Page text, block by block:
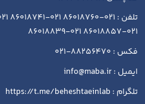
021-86018857 021-86018839
فکس : 88256470-021
ایمیل : info@maba.ir
تلگرام : https://t.me/beheshtaeinlab